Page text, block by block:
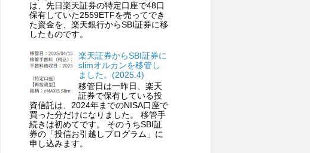
は、先日楽天証券の特定口座で48口
保有していた2559ETFを売ってでき
た資金を、楽天銀行からSBI証券に移
したものです。
楽天証券からSBI証券に
slimオルカンを移管し
ました。(2025.4)
移管日は一昨日、楽天
証券で保有している投
資信託は、2024年までのNISA口座で
買った分だけになりました。 移管手
続きは初めてです。 そのうちSBI証
券の「投信お引越しプログラム」に
申し込みます。